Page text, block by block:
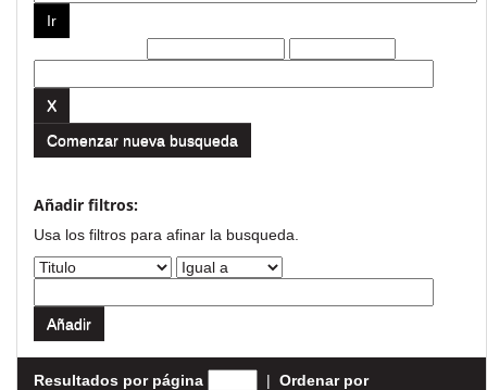
Comenzar nueva busqueda
Añadir filtros:
Usa los filtros para afinar la busqueda.
Resultados por página | Ordenar por